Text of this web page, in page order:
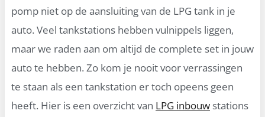
pomp niet op de aansluiting van de LPG tank in je
auto. Veel tankstations hebben vulnippels liggen,
maar we raden aan om altijd de complete set in jouw
auto te hebben. Zo kom je nooit voor verrassingen
te staan als een tankstation er toch opeens geen
heeft. Hier is een overzicht van LPG inbouw stations